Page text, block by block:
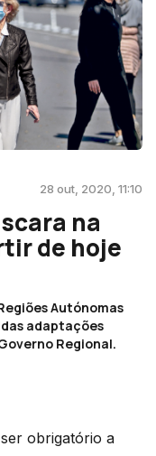
28 out, 2020, 11:10
na
de hoje
Autónomas
adaptações
Regional.
obrigatório a